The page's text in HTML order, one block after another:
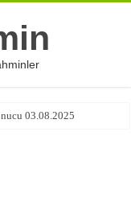
03.08.2025